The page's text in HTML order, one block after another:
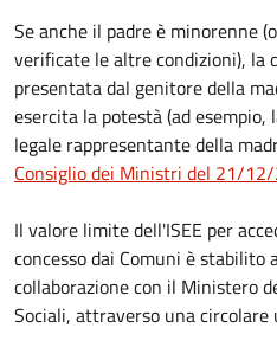
Se anche il padre è minorenne
verificate le altre condizioni), la
presentata dal genitore della
esercita la potestà (ad esempio,
legale rappresentante della
Consiglio dei Ministri del 21/
Il valore limite dell'ISEE per
concesso dai Comuni è stabilito
collaborazione con il Ministero
Sociali, attraverso una circolare